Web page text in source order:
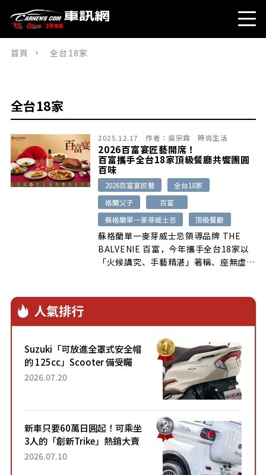
首頁 全台18家
全台18家
2025.12.17 作者： 吳宗霖 時尚生活
2026百富宴匠藝開席！
百富攜手全台18家頂級餐廳共饗團圓
百味
2026百富宴匠藝
全台18家
格蘭父子
百富
蘇格蘭單一麥芽威士忌
頂級餐廳
蘇格蘭單一麥芽威士忌領導品牌 THE
BALVENIE 百富，今年攜手全台18家以
「火候講究、手藝精湛」著稱、座無虛席
人氣排行
Suzuki「可放進全罩式安全帽
的 125cc」Scooter 備受矚
目！採用全新流線設計與各項
2026.07.20
新車只要60萬日圓起！可乘坐
3人的「創新Trike」熱銷大賣
成為人氣車款！「養車成本真
2026.07.10